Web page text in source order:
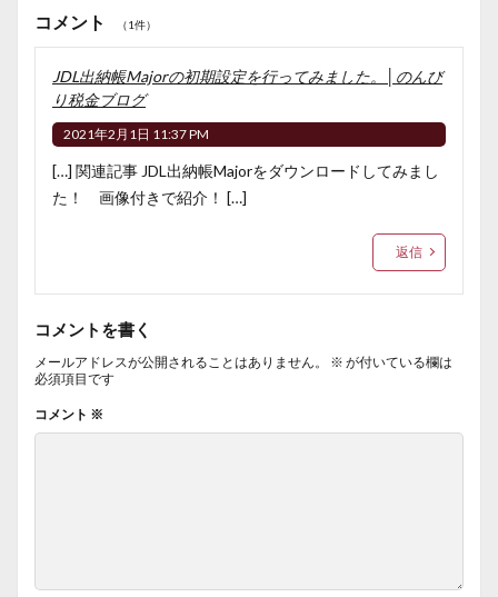
コメント （1件）
JDL出納帳Majorの初期設定を行ってみました。│のんび
り税金ブログ
2021年2月1日 11:37 PM
[…] 関連記事 JDL出納帳Majorをダウンロードしてみまし
た！ 画像付きで紹介！ […]
返信
コメントを書く
メールアドレスが公開されることはありません。 ※ が付いている欄は
必須項目です
コメント ※